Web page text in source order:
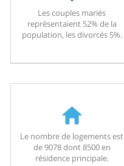
Les couples mariés
représentaient 52% de la
population, les divorcés 5%.
Le nombre de logements est
de 9078 dont 8500 en
résidence principale.